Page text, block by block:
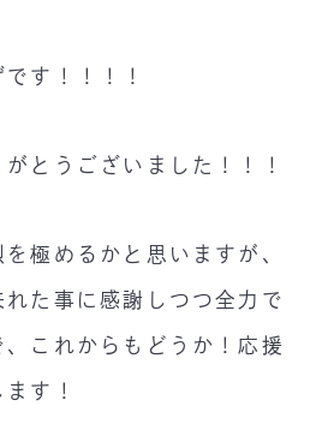
す！！！！
とうございました！！！
極めるかと思いますが、
た事に感謝しつつ全力で
これからもどうか！応援
す！